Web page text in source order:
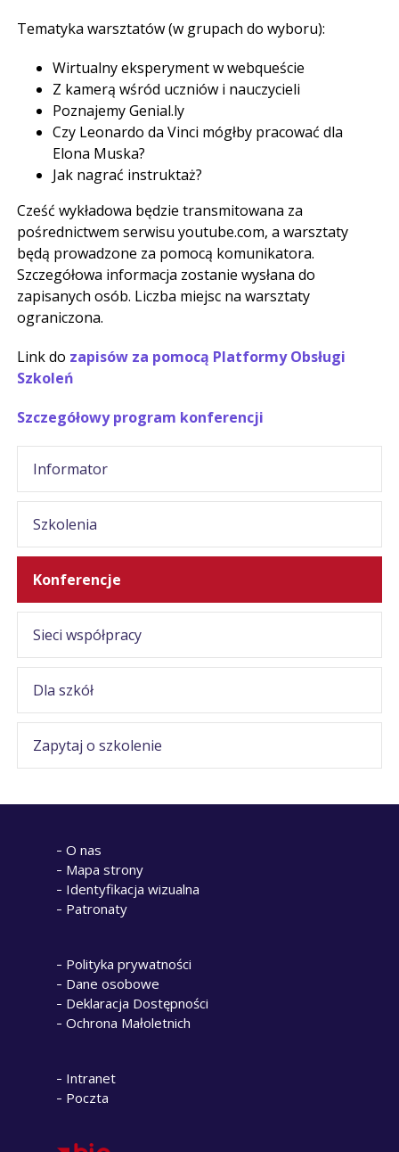
Tematyka warsztatów (w grupach do wyboru):
Wirtualny eksperyment w webqueście
Z kamerą wśród uczniów i nauczycieli
Poznajemy Genial.ly
Czy Leonardo da Vinci mógłby pracować dla
Elona Muska?
Jak nagrać instruktaż?
Cześć wykładowa będzie transmitowana za
pośrednictwem serwisu youtube.com, a warsztaty
będą prowadzone za pomocą komunikatora.
Szczegółowa informacja zostanie wysłana do
zapisanych osób. Liczba miejsc na warsztaty
ograniczona.
Link do zapisów za pomocą Platformy Obsługi
Szkoleń
Szczegółowy program konferencji
Informator
Szkolenia
Konferencje
Sieci współpracy
Dla szkół
Zapytaj o szkolenie
O nas
Mapa strony
Identyfikacja wizualna
Patronaty
Polityka prywatności
Dane osobowe
Deklaracja Dostępności
Ochrona Małoletnich
Intranet
Poczta